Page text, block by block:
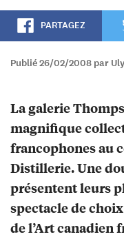
PARTAGEZ
Publié 26/02/2008 par
La galerie
magnifique
francophones au
Distillerie. Une
présentent leurs
spectacle de
de l’Art canadien